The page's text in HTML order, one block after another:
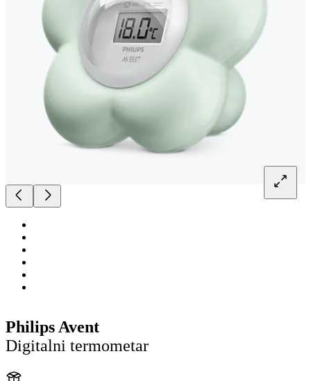
Philips Avent
Digitalni termometar